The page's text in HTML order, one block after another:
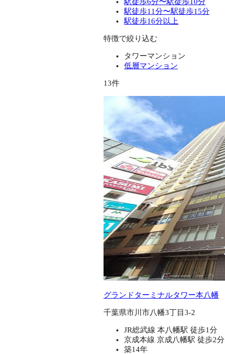
駅徒歩11分〜駅徒歩15分
駅徒歩16分以上
特徴で絞り込む
タワーマンション
低層マンション
13件
グランドターミナルタワー本八幡
千葉県市川市八幡3丁目3-2
JR総武線 本八幡駅 徒歩1分
京成本線 京成八幡駅 徒歩2分
築14年